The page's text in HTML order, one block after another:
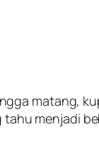
matang,
menjadi